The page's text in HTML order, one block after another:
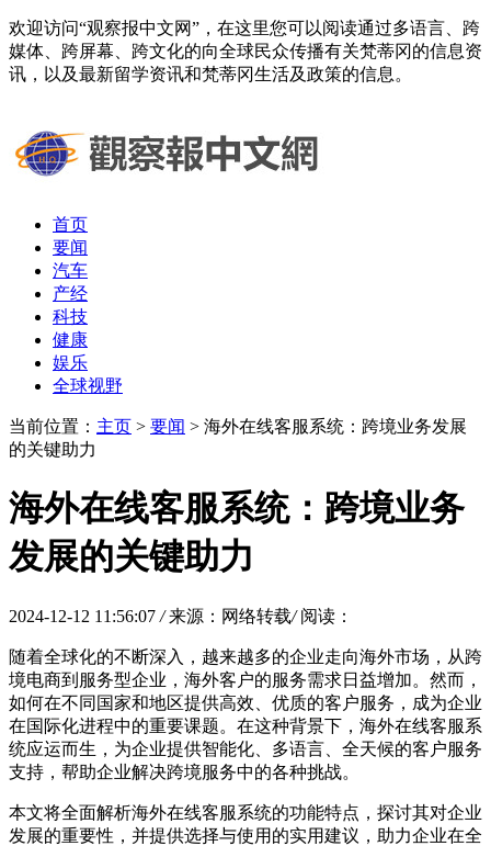
欢迎访问“观察报中文网”，在这里您可以阅读通过多语言、跨
媒体、跨屏幕、跨文化的向全球民众传播有关梵蒂冈的信息资
讯，以及最新留学资讯和梵蒂冈生活及政策的信息。
首页
要闻
汽车
产经
科技
健康
娱乐
全球视野
当前位置： 主页 > 要闻 > 海外在线客服系统：跨境业务发展
的关键助力
海外在线客服系统：跨境业务
发展的关键助力
2024-12-12 11:56:07 / 来源：网络转载/ 阅读：
随着全球化的不断深入，越来越多的企业走向海外市场，从跨
境电商到服务型企业，海外客户的服务需求日益增加。然而，
如何在不同国家和地区提供高效、优质的客户服务，成为企业
在国际化进程中的重要课题。在这种背景下，海外在线客服系
统应运而生，为企业提供智能化、多语言、全天候的客户服务
支持，帮助企业解决跨境服务中的各种挑战。
本文将全面解析海外在线客服系统的功能特点，探讨其对企业
发展的重要性，并提供选择与使用的实用建议，助力企业在全